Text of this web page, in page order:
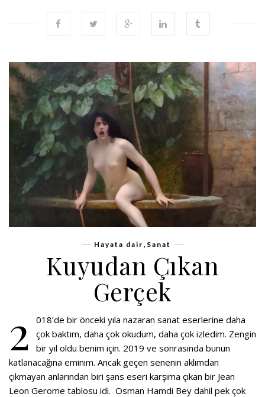
Hayata dair , Sanat
Kuyudan Çıkan
Gerçek
2
018’de bir önceki yıla nazaran sanat eserlerine daha
çok baktım, daha çok okudum, daha çok izledim. Zengin
bir yıl oldu benim için. 2019 ve sonrasında bunun
katlanacağına eminim. Ancak geçen senenin aklımdan
çıkmayan anlarından biri şans eseri karşıma çıkan bir Jean
Leon Gerome tablosu idi. Osman Hamdi Bey dahil pek çok